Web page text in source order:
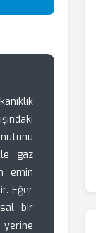
gaz
emin
Eğer
bir
yerine